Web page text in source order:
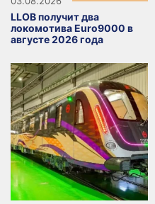
LLOB получит два
локомотива Euro9000 в
августе 2026 года